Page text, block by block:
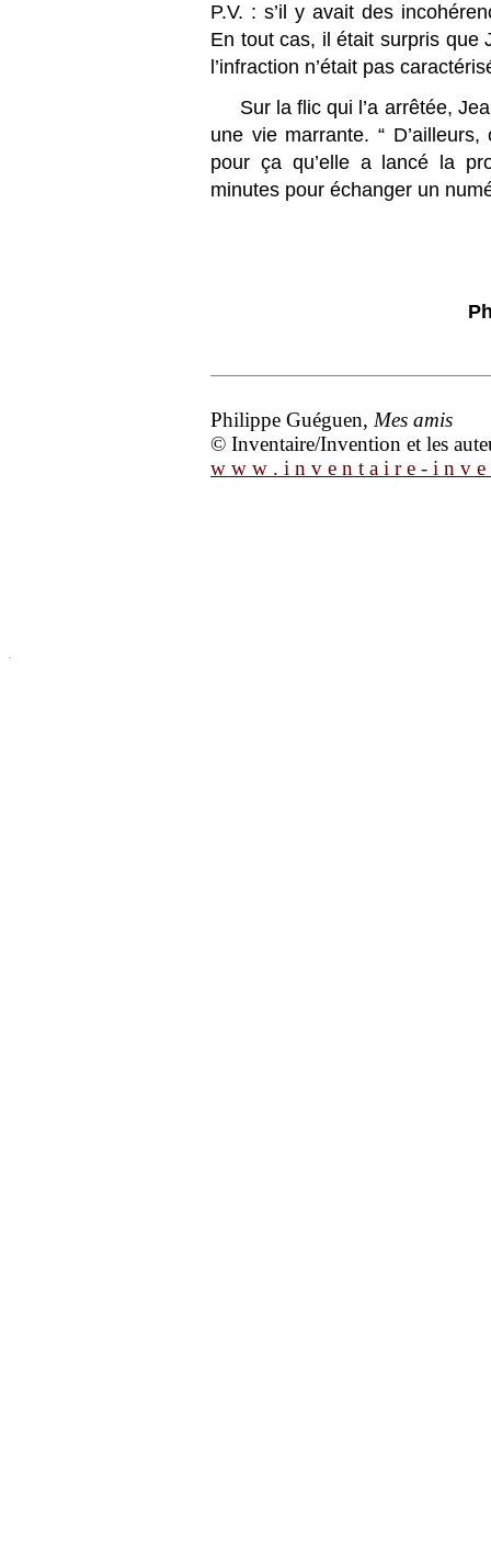
P.V. : s’il y avait des
En tout cas, il était surpris que
l’infraction n’était pas
Sur la flic qui l’a arrêtée,
une vie marrante. “
pour ça qu’elle a lancé la
minutes pour échanger un
Philippe Guéguen, Mes amis
© Inventaire/Invention et les
w w w . i n v e n t a i r e - i n v